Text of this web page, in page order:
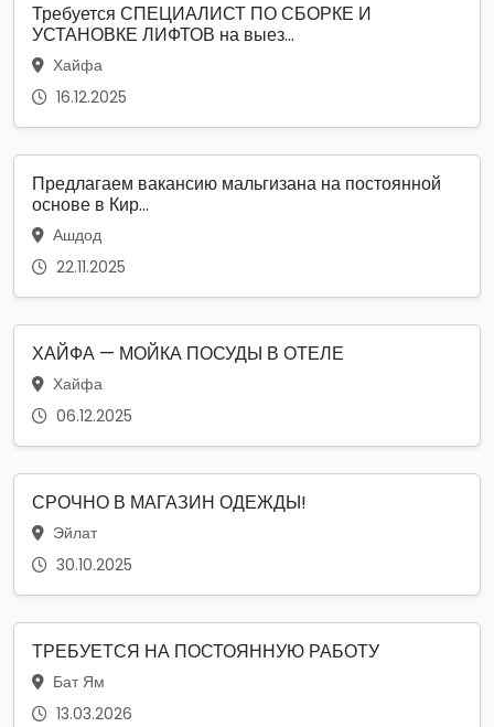
Требуется СПЕЦИАЛИСТ ПО СБОРКЕ И
УСТАНОВКЕ ЛИФТОВ на выез...
Хайфа
16.12.2025
Предлагаем вакансию мальгизана на постоянной
основе в Кир...
Ашдод
22.11.2025
ХАЙФА — МОЙКА ПОСУДЫ В ОТЕЛЕ
Хайфа
06.12.2025
СРОЧНО В МАГАЗИН ОДЕЖДЫ!
Эйлат
30.10.2025
ТРЕБУЕТСЯ НА ПОСТОЯННУЮ РАБОТУ
Бат Ям
13.03.2026